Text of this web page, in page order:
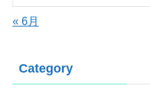
« 6月
Category